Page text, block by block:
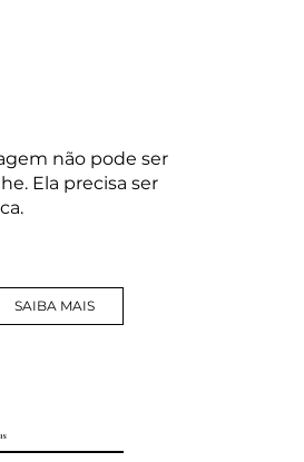
não pode ser
Ela precisa ser
SAIBA MAIS